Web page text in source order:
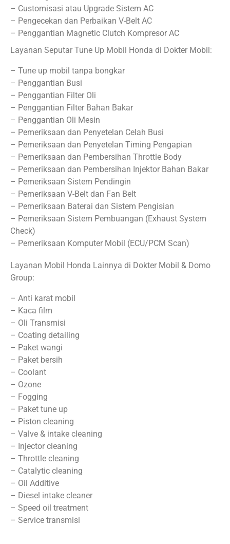
– Customisasi atau Upgrade Sistem AC
– Pengecekan dan Perbaikan V-Belt AC
– Penggantian Magnetic Clutch Kompresor AC
Layanan Seputar Tune Up Mobil Honda di Dokter Mobil:
– Tune up mobil tanpa bongkar
– Penggantian Busi
– Penggantian Filter Oli
– Penggantian Filter Bahan Bakar
– Penggantian Oli Mesin
– Pemeriksaan dan Penyetelan Celah Busi
– Pemeriksaan dan Penyetelan Timing Pengapian
– Pemeriksaan dan Pembersihan Throttle Body
– Pemeriksaan dan Pembersihan Injektor Bahan Bakar
– Pemeriksaan Sistem Pendingin
– Pemeriksaan V-Belt dan Fan Belt
– Pemeriksaan Baterai dan Sistem Pengisian
– Pemeriksaan Sistem Pembuangan (Exhaust System
Check)
– Pemeriksaan Komputer Mobil (ECU/PCM Scan)
Layanan Mobil Honda Lainnya di Dokter Mobil & Domo
Group:
– Anti karat mobil
– Kaca film
– Oli Transmisi
– Coating detailing
– Paket wangi
– Paket bersih
– Coolant
– Ozone
– Fogging
– Paket tune up
– Piston cleaning
– Valve & intake cleaning
– Injector cleaning
– Throttle cleaning
– Catalytic cleaning
– Oil Additive
– Diesel intake cleaner
– Speed oil treatment
– Service transmisi